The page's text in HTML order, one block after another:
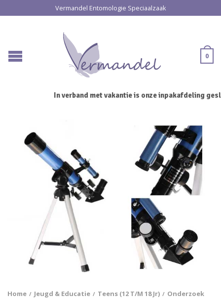
Vermandel Entomologie Speciaalzaak
0
In verband met vakantie is onze inpakafdeling
Home / Jeugd & Educatie / Teens (12 T/m 18 Jr) / Onderzoek